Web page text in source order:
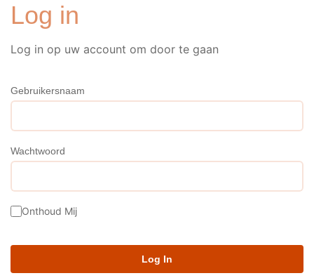
Log in
Log in op uw account om door te gaan
Gebruikersnaam
Wachtwoord
Onthoud Mij